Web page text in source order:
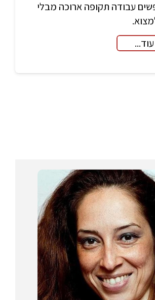
עבודה תקופה ארוכה מבלי